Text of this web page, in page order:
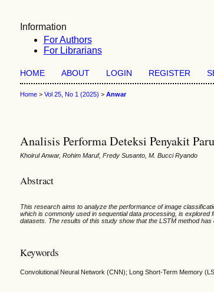
Information
For Authors
For Librarians
HOME ABOUT LOGIN REGISTER
Home> Vol 25, No 1 (2025) > Anwar
Analisis Performa Deteksi Penyakit
Khoirul Anwar, Rohim Maruf, Fredy Susanto, M. Bucci Ryando
Abstract
This research aims to analyze the performance of image
which is commonly used in sequential data processing, is
datasets. The results of this study show that the LSTM method
Keywords
Convolutional Neural Network (CNN); Long Short-Term Memory